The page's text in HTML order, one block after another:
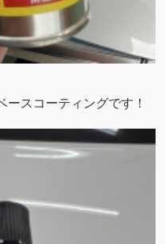
ースコーティングです！